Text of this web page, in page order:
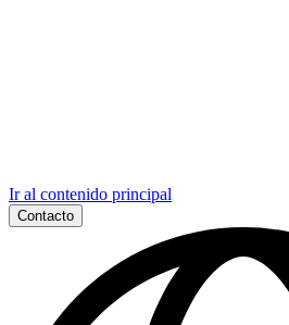
Ir al contenido principal
Contacto